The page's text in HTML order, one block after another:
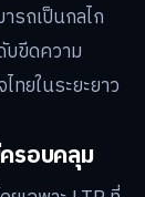
รถเป็นกลไก
ขีดความ
ยในระยะยาว
ครอบคลุม